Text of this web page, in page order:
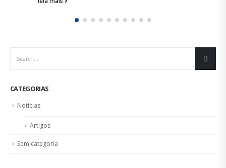
leia mais
CATEGORIAS
Notícias
Artigos
Sem categoria